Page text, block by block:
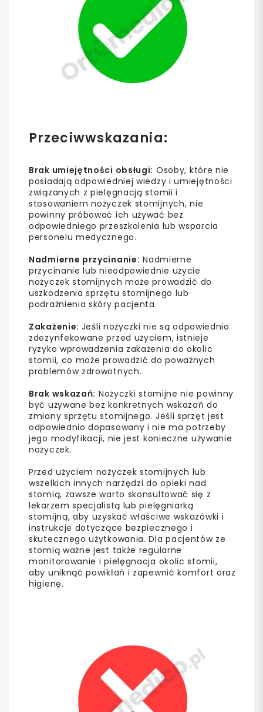
Przeciwwskazania:
Brak umiejętności obsługi: Osoby, które nie
posiadają odpowiedniej wiedzy i umiejętności
związanych z pielęgnacją stomii i
stosowaniem nożyczek stomijnych, nie
powinny próbować ich używać bez
odpowiedniego przeszkolenia lub wsparcia
personelu medycznego.
Nadmierne przycinanie: Nadmierne
przycinanie lub nieodpowiednie użycie
nożyczek stomijnych może prowadzić do
uszkodzenia sprzętu stomijnego lub
podrażnienia skóry pacjenta.
Zakażenie: Jeśli nożyczki nie są odpowiednio
zdezynfekowane przed użyciem, istnieje
ryzyko wprowadzenia zakażenia do okolic
stomii, co może prowadzić do poważnych
problemów zdrowotnych.
Brak wskazań: Nożyczki stomijne nie powinny
być używane bez konkretnych wskazań do
zmiany sprzętu stomijnego. Jeśli sprzęt jest
odpowiednio dopasowany i nie ma potrzeby
jego modyfikacji, nie jest konieczne używanie
nożyczek.
Przed użyciem nożyczek stomijnych lub
wszelkich innych narzędzi do opieki nad
stomią, zawsze warto skonsultować się z
lekarzem specjalistą lub pielęgniarką
stomijną, aby uzyskać właściwe wskazówki i
instrukcje dotyczące bezpiecznego i
skutecznego użytkowania. Dla pacjentów ze
stomią ważne jest także regularne
monitorowanie i pielęgnacja okolic stomii,
aby uniknąć powikłań i zapewnić komfort oraz
higienę.